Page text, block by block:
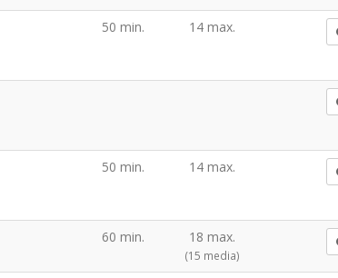
50 min. 14 max.
50 min. 14 max.
60 min. 18 max.
(15 media)